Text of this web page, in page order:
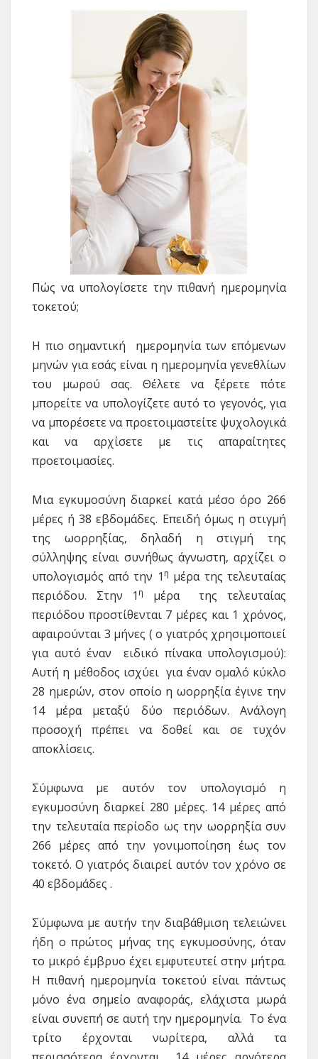
Πώς να υπολογίσετε την πιθανή ημερομηνία
τοκετού;
H πιο σημαντική ημερομηνία των επόμενων
μηνών για εσάς είναι η ημερομηνία γενεθλίων
του μωρού σας. Θέλετε να ξέρετε πότε
μπορείτε να υπολογίζετε αυτό το γεγονός, για
να μπορέσετε να προετοιμαστείτε ψυχολογικά
και να αρχίσετε με τις απαραίτητες
προετοιμασίες.
Μια εγκυμοσύνη διαρκεί κατά μέσο όρο 266
μέρες ή 38 εβδομάδες. Επειδή όμως η στιγμή
της ωορρηξίας, δηλαδή η στιγμή της
σύλληψης είναι συνήθως άγνωστη, αρχίζει ο
υπολογισμός από την 1 η μέρα της τελευταίας
περιόδου. Στην 1 η
μέρα της τελευταίας
περιόδου προστίθενται 7 μέρες και 1 χρόνος,
αφαιρούνται 3 μήνες ( ο γιατρός χρησιμοποιεί
για αυτό έναν ειδικό πίνακα υπολογισμού):
Αυτή η μέθοδος ισχύει για έναν ομαλό κύκλο
28 ημερών, στον οποίο η ωορρηξία έγινε την
14 μέρα μεταξύ δύο περιόδων. Ανάλογη
προσοχή πρέπει να δοθεί και σε τυχόν
αποκλίσεις.
Σύμφωνα με αυτόν τον υπολογισμό η
εγκυμοσύνη διαρκεί 280 μέρες. 14 μέρες από
την τελευταία περίοδο ως την ωορρηξία συν
266 μέρες από την γονιμοποίηση έως τον
τοκετό. Ο γιατρός διαιρεί αυτόν τον χρόνο σε
40 εβδομάδες .
Σύμφωνα με αυτήν την διαβάθμιση τελειώνει
ήδη ο πρώτος μήνας της εγκυμοσύνης, όταν
το μικρό έμβρυο έχει εμφυτευτεί στην μήτρα.
Η πιθανή ημερομηνία τοκετού είναι πάντως
μόνο ένα σημείο αναφοράς, ελάχιστα μωρά
είναι συνεπή σε αυτή την ημερομηνία. Το ένα
τρίτο έρχονται νωρίτερα, αλλά τα